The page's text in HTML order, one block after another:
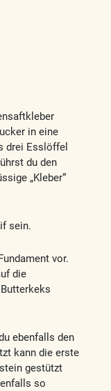
in eine
drei Esslöffel
du den
„Kleber“
sein.
vor.
die
ebenfalls den
kann die erste
gestützt
so